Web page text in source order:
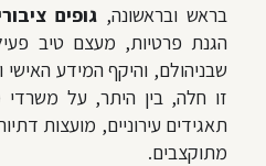
בראש ובראשונה, גופים
הגנת פרטיות, מעצם טיב
שבניהולם, והיקף המידע האישי
זו חלה, בין היתר, על משרדי
תאגידים עירוניים, מועצות
מתוקצבים.